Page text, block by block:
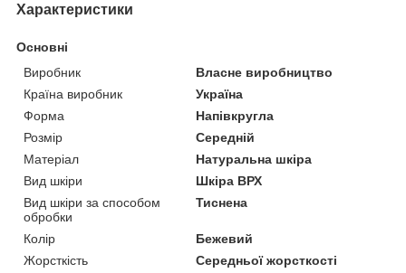
Характеристики
Основні
Виробник
Власне виробництво
Країна виробник
Україна
Форма
Напівкругла
Розмір
Середній
Матеріал
Натуральна шкіра
Вид шкіри
Шкіра ВРХ
Вид шкіри за способом
обробки
Тиснена
Колір
Бежевий
Жорсткість
Середньої жорсткості